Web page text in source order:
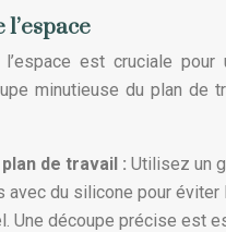
est cruciale
minutieuse du plan
de travail : Utilisez un
du silicone pour éviter
Une découpe précise est